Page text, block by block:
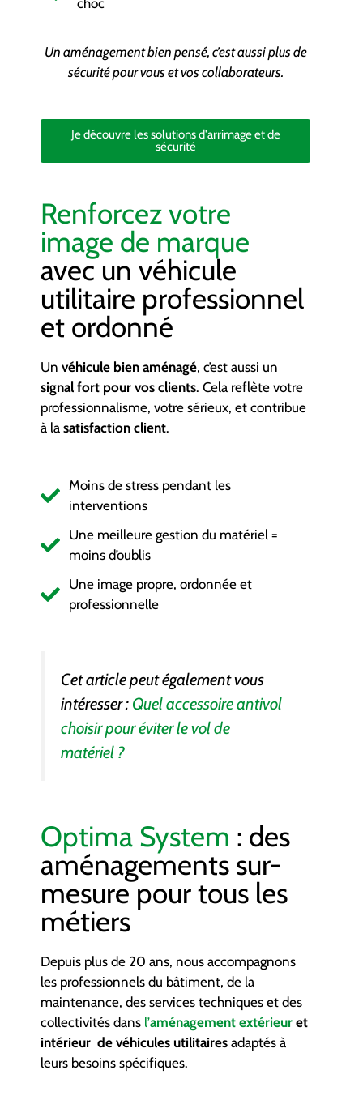
Un aménagement bien pensé, c’est aussi plus de
sécurité pour vous et vos collaborateurs.
Je découvre les solutions d'arrimage et de
sécurité
Renforcez votre
image de marque
avec un véhicule
utilitaire professionnel
et ordonné
Unvéhicule bien aménagé, c’est aussi un
signal fort pour vos clients. Cela reflète votre
professionnalisme, votre sérieux, et contribue
à lasatisfaction client.
Moins de stress pendant les
interventions
Une meilleure gestion du matériel =
moins d’oublis
Une image propre, ordonnée et
professionnelle
Cet article peut également vous
intéresser : Quel accessoire antivol
choisir pour éviter le vol de
matériel ?
Optima System : des
aménagements sur-
mesure pour tous les
métiers
Depuis plus de 20 ans, nous accompagnons
les professionnels du bâtiment, de la
maintenance, des services techniques et des
collectivités dans l’aménagement extérieur et
intérieur de véhicules utilitaires adaptés à
leurs besoins spécifiques.